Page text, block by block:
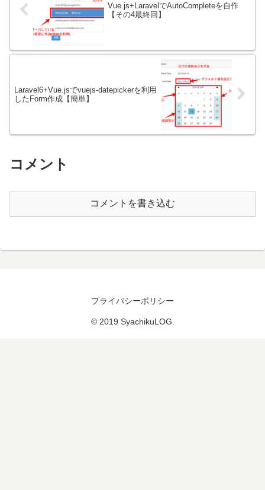
Vue.js+LaravelでAutoCompleteを自作
【その4最終回】
Laravel6+Vue.jsでvuejs-datepickerを利用
したForm作成【簡単】
コメント
コメントを書き込む
プライバシーポリシー
© 2019 SyachikuLOG.